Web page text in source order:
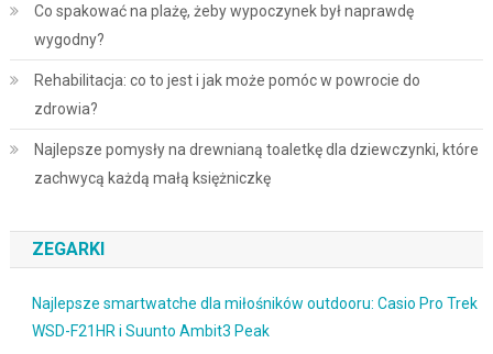
Co spakować na plażę, żeby wypoczynek był naprawdę
wygodny?
Rehabilitacja: co to jest i jak może pomóc w powrocie do
zdrowia?
Najlepsze pomysły na drewnianą toaletkę dla dziewczynki, które
zachwycą każdą małą księżniczkę
ZEGARKI
Najlepsze smartwatche dla miłośników outdooru: Casio Pro Trek
WSD-F21HR i Suunto Ambit3 Peak